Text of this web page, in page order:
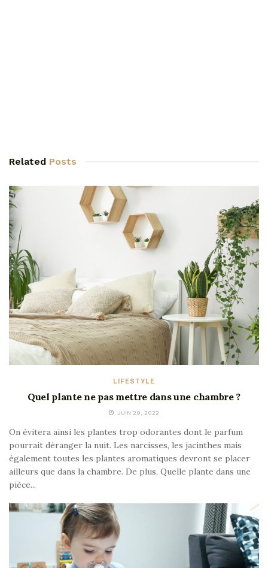
Related Posts
LIFESTYLE
Quel plante ne pas mettre dans une chambre ?
JUIN 29, 2022
On évitera ainsi les plantes trop odorantes dont le parfum
pourrait déranger la nuit. Les narcisses, les jacinthes mais
également toutes les plantes aromatiques devront se placer
ailleurs que dans la chambre. De plus, Quelle plante dans une
pièce...